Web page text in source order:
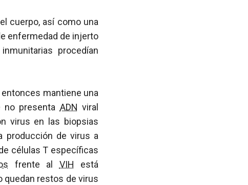
cuerpo, así como una
enfermedad de injerto
procedían
mantiene una
no presenta ADN viral
virus en las biopsias
producción de virus a
células T específicas
frente al VIH está
quedan restos de virus